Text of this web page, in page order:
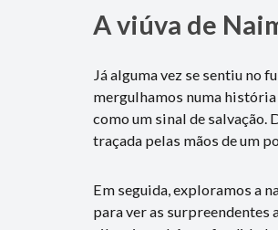
A viúva de
Já alguma vez se sentiu no
mergulhamos numa
como um sinal de salvação.
traçada pelas mãos de um
Em seguida, exploramos a
para ver as surpreendentes